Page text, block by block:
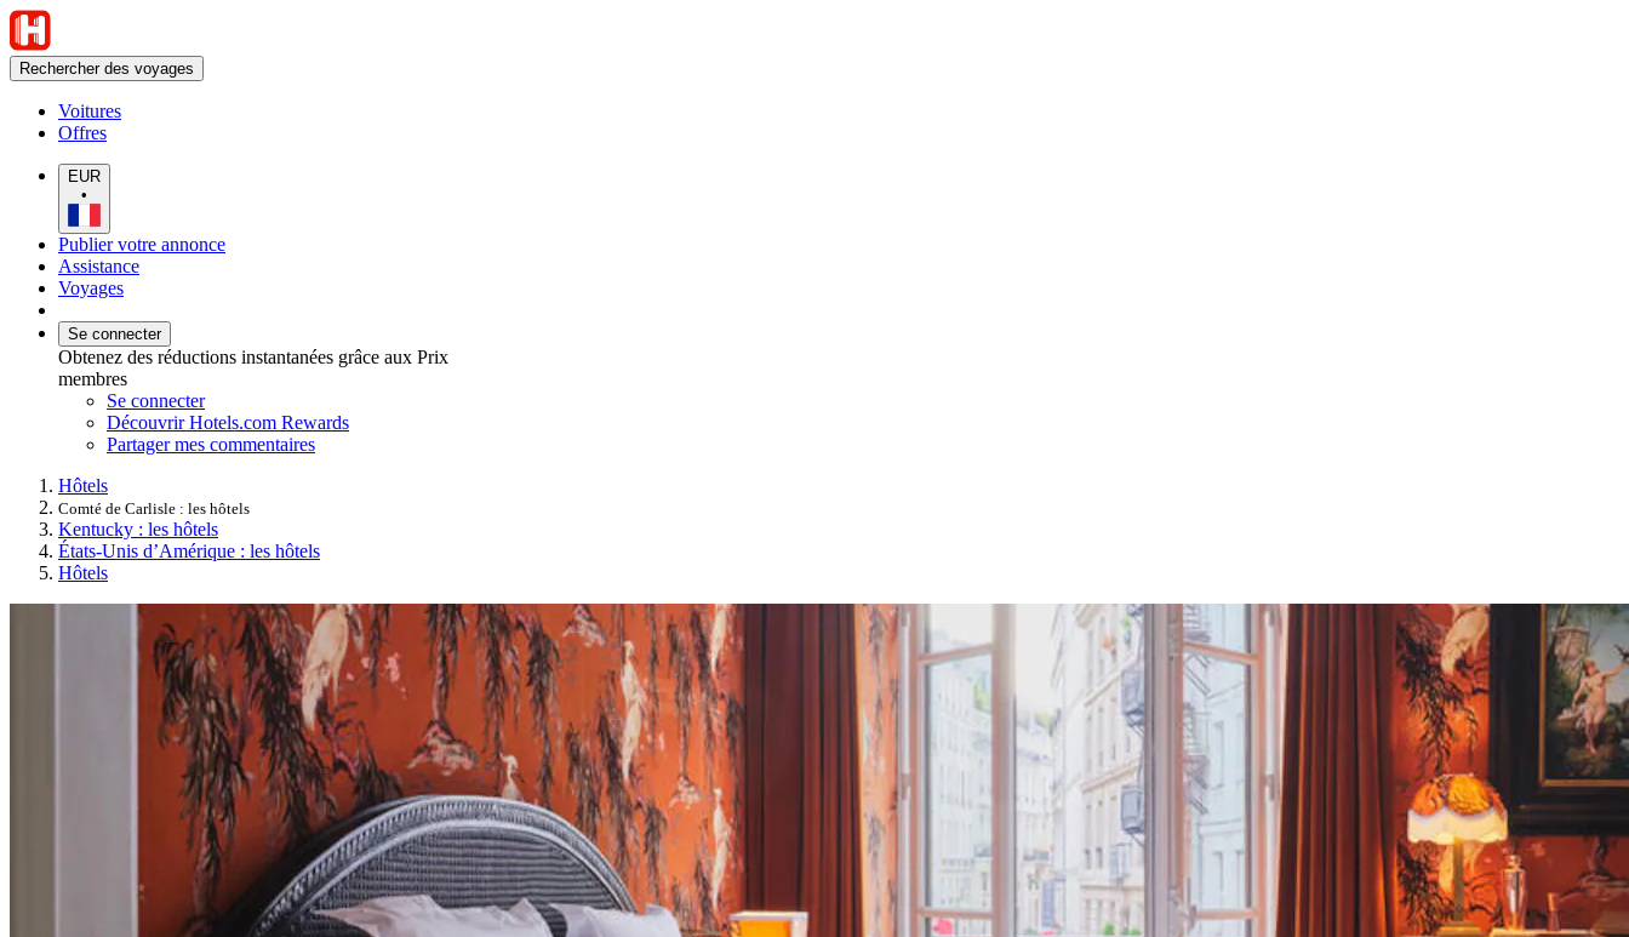
Rechercher des voyages
Voitures
Offres
EUR
•
Publier votre annonce
Assistance
Voyages
Se connecter
Obtenez des réductions instantanées grâce aux Prix
membres
Se connecter
Découvrir Hotels.com Rewards
Partager mes commentaires
Hôtels
Comté de Carlisle : les hôtels
Kentucky : les hôtels
États-Unis d’Amérique : les hôtels
Hôtels